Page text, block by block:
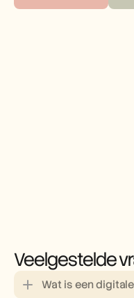
Veelgestelde
Wat is een